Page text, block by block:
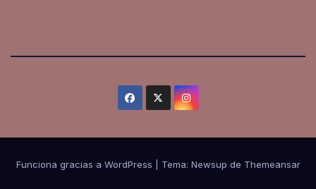
Funciona gracias a WordPress Tema: Newsup de Themeansar